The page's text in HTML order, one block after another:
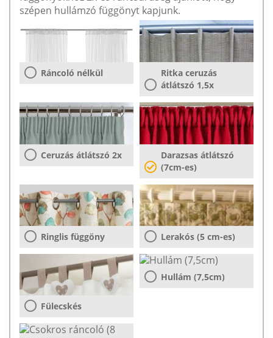
szépen hullámzó függönyt kapjunk.
Ráncoló nélkül
Ritka ceruzás
átlátszó 1,5x
Ceruzás átlátszó 2x
Darazsas átlátszó
(7cm-es)
Ringlis függöny Lerakós (5 cm-es)
Fülecskés
Hullám (7,5cm)